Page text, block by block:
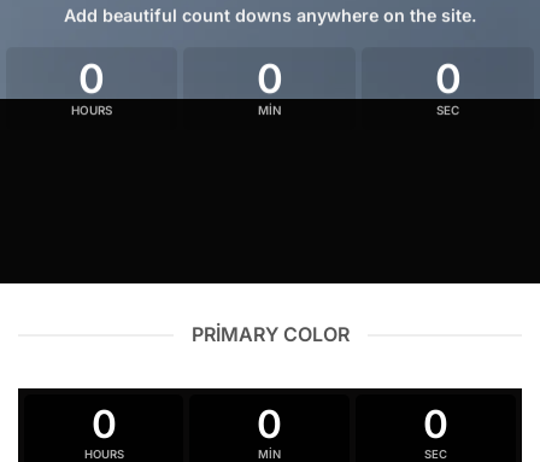
Add beautiful count downs anywhere on the site.
0
HOURS
0
MIN
0
SEC
PRIMARY COLOR
0
HOURS
0
MIN
0
SEC